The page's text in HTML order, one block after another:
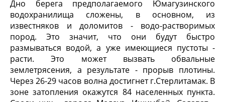
Дно берега предполагаемого Юмагузинского
водохранилища сложены, в основном, из
известняков и доломитов - водо-растворимых
пород. Это значит, что они будут быстро
размываться водой, а уже имеющиеся пустоты -
расти. Это может вызвать обвальные
землетрясения, а результате - прорыв плотины.
Через 26-29 часов волна достигнет г.Стерлитамак. В
зоне затопления окажутся 84 населенных пункта.